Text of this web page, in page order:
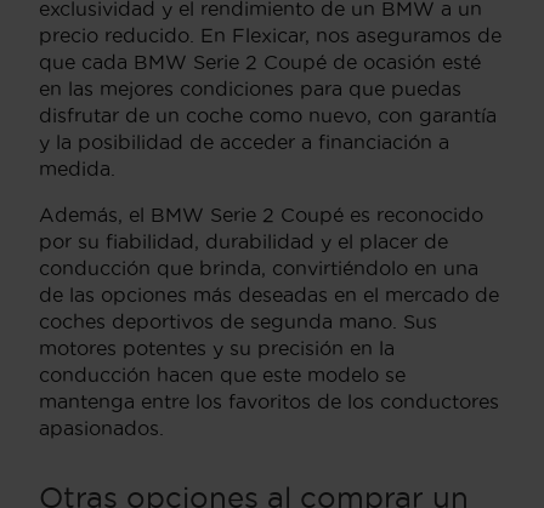
exclusividad y el rendimiento de un BMW a un
precio reducido. En Flexicar, nos aseguramos de
que cada BMW Serie 2 Coupé de ocasión esté
en las mejores condiciones para que puedas
disfrutar de un coche como nuevo, con garantía
y la posibilidad de acceder a financiación a
medida.
Además, el BMW Serie 2 Coupé es reconocido
por su fiabilidad, durabilidad y el placer de
conducción que brinda, convirtiéndolo en una
de las opciones más deseadas en el mercado de
coches deportivos de segunda mano. Sus
motores potentes y su precisión en la
conducción hacen que este modelo se
mantenga entre los favoritos de los conductores
apasionados.
Otras opciones al comprar un